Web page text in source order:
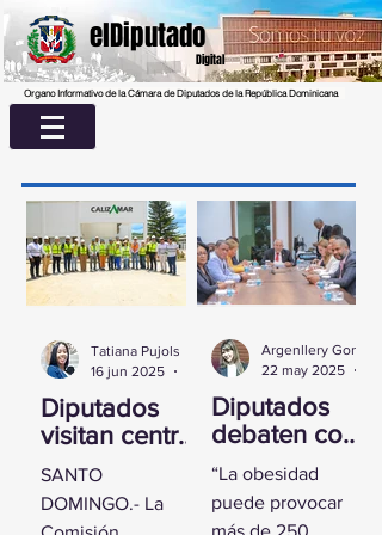
elDiputado
Digital
Organo Informativo de la Cámara de Diputados de la República Dominicana
Diputados
visitan centro
UASD La
Romana para
conocer
SANTO
DOMINGO.- La
Tatiana Pujols
16 jun 2025
Diputados
debaten con
experta
sobre la
obesidad
“La obesidad
puede provocar
más de 250
22 may 2025